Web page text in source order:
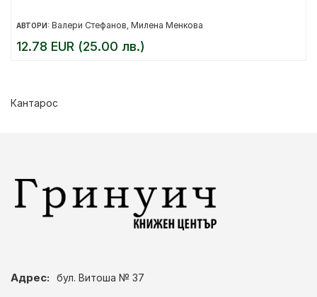
АВТОРИ: Валери Стефанов Милена Менкова
12.78 EUR (25.00 лв.)
Кантарос
Адрес: бул. Витоша № 37